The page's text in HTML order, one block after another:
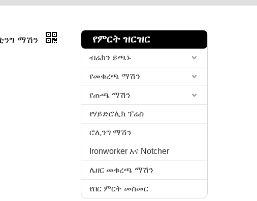
ማሽን የምርት ዝርዝር
ብሬክን ይጫኑ
የመቁረጫ ማሽን
የጡጫ ማሽን
የሃይድሮሊክ ፕሬስ
ሮሊንግ ማሽን
Ironworker እና Notcher
ሌዘር መቁረጫ ማሽን
የበር ምርት መስመር